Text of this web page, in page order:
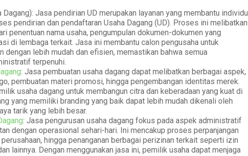
Dagang): Jasa pendirian UD merupakan layanan yang membantu individu
pendirian dan pendaftaran Usaha Dagang (UD). Proses ini melibatkan
penentuan nama usaha, pengumpulan dokumen-dokumen yang
di lembaga terkait. Jasa ini membantu calon pengusaha untuk
dengan lebih mudah dan efisien, memastikan bahwa semua
terpenuhi.
: Jasa pembuatan usaha dagang dapat melibatkan berbagai aspek,
pembuatan materi promosi, hingga pengembangan identitas merek.
usaha dagang untuk membangun citra dan keberadaan yang kuat di
yang memiliki branding yang baik dapat lebih mudah dikenali oleh
tarik yang lebih besar.
: Jasa pengurusan usaha dagang fokus pada aspek administratif
dengan operasional sehari-hari. Ini mencakup proses perpanjangan
hingga penanganan berbagai perizinan terkait seperti izin
lainnya. Dengan menggunakan jasa ini, pemilik usaha dapat menjaga